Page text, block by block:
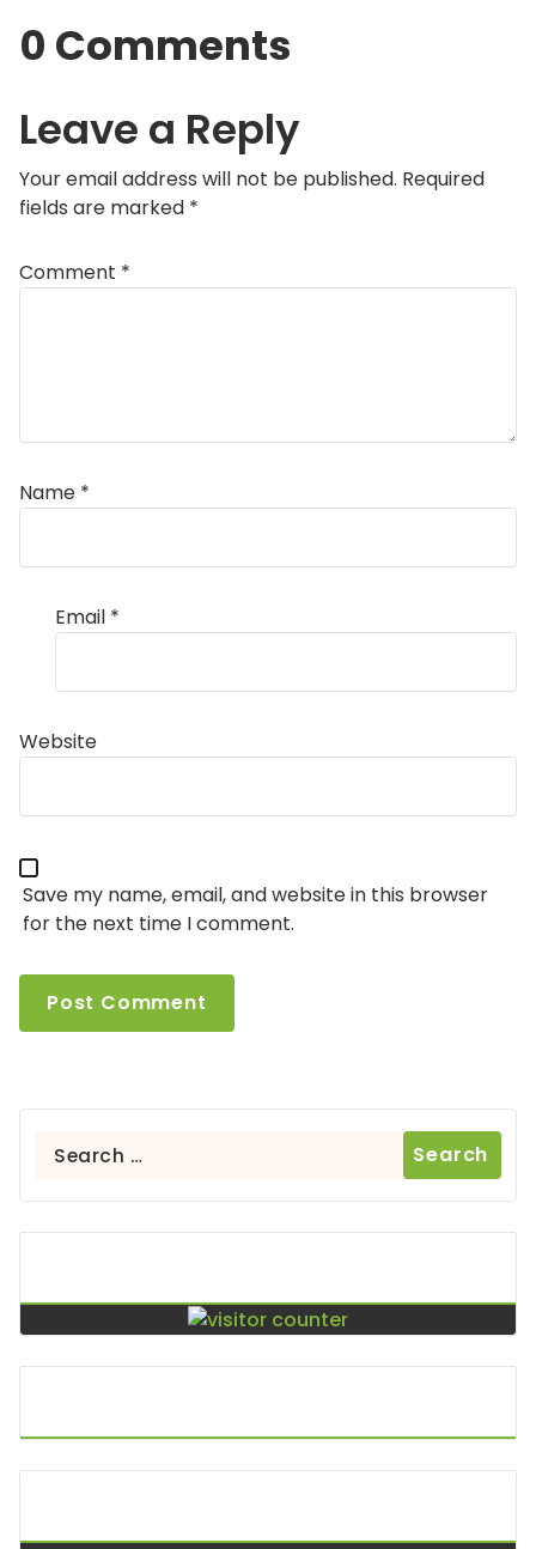
0 Comments
Leave a Reply
Your email address will not be published. Required
fields are marked *
Comment *
Name *
Email *
Website
Save my name, email, and website in this browser
for the next time I comment.
Search